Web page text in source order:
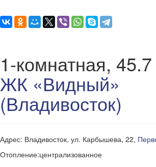
1-комнатная,
ЖК «Видный»
(Владивосток)
Адрес: Владивосток, ул. Карбышева, 22,
Отопление:централизованное